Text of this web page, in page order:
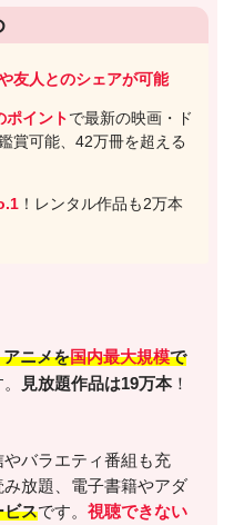
友人とのシェアが可能
ポイントで最新の映画・ド
賞可能、42万冊を超える
！レンタル作品も2万本
ニメを国内最大規模で
見放題作品は19万本 ！
バラエティ番組も充
放題、電子書籍やアダ
ビスです。 視聴できない